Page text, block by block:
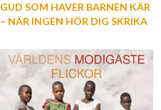
GUD SOM HAVER BARNEN KÄR
– NÄR INGEN HÖR DIG SKRIKA